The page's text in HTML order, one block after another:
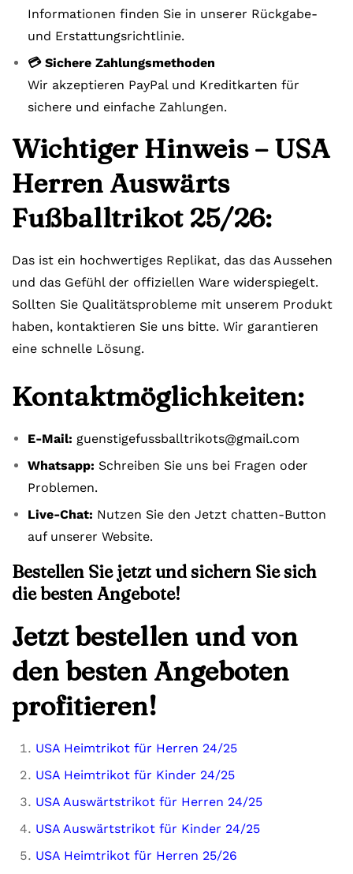
Informationen finden Sie in unserer Rückgabe-
und Erstattungsrichtlinie.
💳 Sichere Zahlungsmethoden
Wir akzeptieren PayPal und Kreditkarten für
sichere und einfache Zahlungen.
Wichtiger Hinweis – USA
Herren Auswärts
Fußballtrikot 25/26:
Das ist ein hochwertiges Replikat, das das Aussehen
und das Gefühl der offiziellen Ware widerspiegelt.
Sollten Sie Qualitätsprobleme mit unserem Produkt
haben, kontaktieren Sie uns bitte. Wir garantieren
eine schnelle Lösung.
Kontaktmöglichkeiten:
E-Mail: guenstigefussballtrikots@gmail.com
Whatsapp: Schreiben Sie uns bei Fragen oder
Problemen.
Live-Chat: Nutzen Sie den Jetzt chatten-Button
auf unserer Website.
Bestellen Sie jetzt und sichern Sie sich
die besten Angebote!
Jetzt bestellen und von
den besten Angeboten
profitieren!
USA Heimtrikot für Herren 24/25
USA Heimtrikot für Kinder 24/25
USA Auswärtstrikot für Herren 24/25
USA Auswärtstrikot für Kinder 24/25
USA Heimtrikot für Herren 25/26